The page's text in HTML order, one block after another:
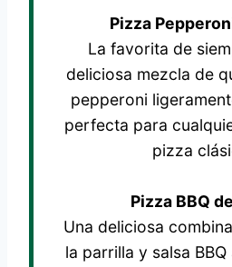
Pizza
La favorita de
deliciosa mezcla de
pepperoni
perfecta para
pizza
Pizza BBQ
Una deliciosa
la parrilla y salsa